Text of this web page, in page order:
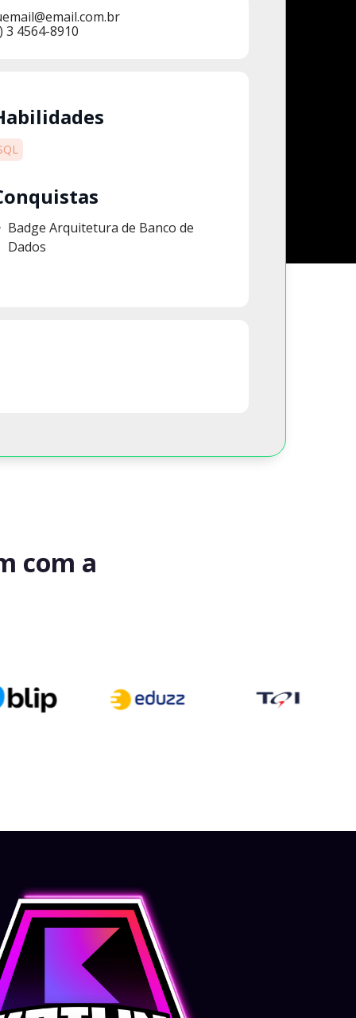
3 4564-8910
Badge Arquitetura de Banco de
Dados
com a